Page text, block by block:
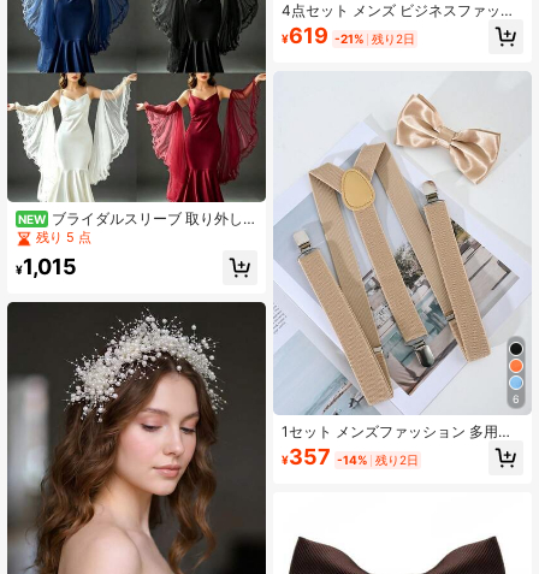
NEW ブライダルスリーブ 取り外し可
能 ふわふわ ロング チュール プリー
ツ ラッフル フレアスリーブ レディ
ース ウェディングドレスアクセサリ
残り 5 点
¥1,015
4点セット メンズ ビジネスファッシ
ョン 多用途 無地 ポリエステル ネク
タイ、蝶ネクタイ、ポケットチーフ
¥619 -21% 残り2日
6
1セット メンズファッション 多用途
調整可能 無地 ポリエステルサスペン
ダー & 明るいポリエステル蝶ネクタ
¥357 -14% 残り2日